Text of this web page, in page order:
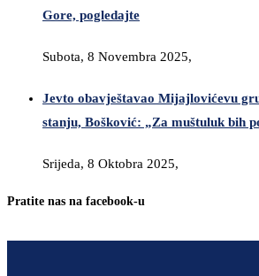
Gore, pogledajte
Subota, 8 Novembra 2025,
Jevto obavještavao Mijajlovićevu
stanju, Bošković: „Za muštuluk bih
Srijeda, 8 Oktobra 2025,
Pratite nas na facebook-u